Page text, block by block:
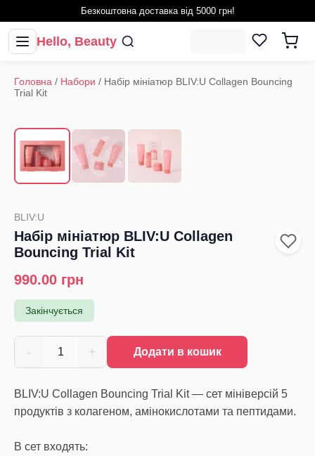
Безкоштовна доставка від 5000 грн!
Hello, Beauty
Головна / Набори / Набір мініатюр BLIV:U Collagen Bouncing
Trial Kit
BLIV:U
Набір мініатюр BLIV:U Collagen
Bouncing Trial Kit
990.00 грн
Закінчується
- 1 + Додати в кошик
BLIV:U Collagen Bouncing Trial Kit — сет мініверсій 5
продуктів з колагеном, амінокислотами та пептидами.
В сет входять: